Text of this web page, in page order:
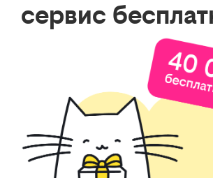
сервис